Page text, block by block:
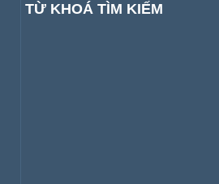
TỪ KHOÁ TÌM KIẾM